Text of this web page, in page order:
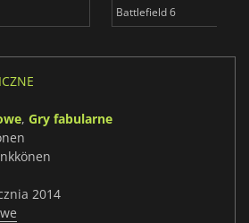
Battlefield 6
, Gry fabularne
2014